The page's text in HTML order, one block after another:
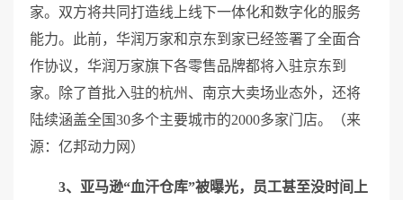
家。双方将共同打造线上线下一体化和数字化的服务
能力。此前，华润万家和京东到家已经签署了全面合
作协议，华润万家旗下各零售品牌都将入驻京东到
家。除了首批入驻的杭州、南京大卖场业态外，还将
陆续涵盖全国30多个主要城市的2000多家门店。（来
源：亿邦动力网）
3、亚马逊“血汗仓库”被曝光，员工甚至没时间上